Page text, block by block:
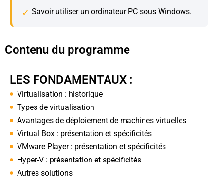
Savoir utiliser un ordinateur PC sous Windows.
Contenu du programme
LES FONDAMENTAUX :
Virtualisation : historique
Types de virtualisation
Avantages de déploiement de machines virtuelles
Virtual Box : présentation et spécificités
VMware Player : présentation et spécificités
Hyper-V : présentation et spécificités
Autres solutions